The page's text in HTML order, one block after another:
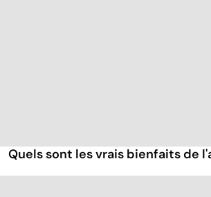
Quels sont les vrais bienfaits de